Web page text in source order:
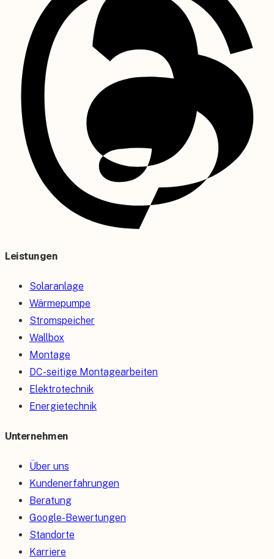
Leistungen
Solaranlage
Wärmepumpe
Stromspeicher
Wallbox
Montage
DC-seitige Montagearbeiten
Elektrotechnik
Energietechnik
Unternehmen
Über uns
Kundenerfahrungen
Beratung
Google-Bewertungen
Standorte
Karriere